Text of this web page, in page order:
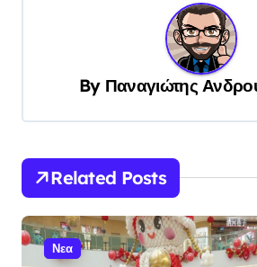
θ
ρ
ω
ν
By Παναγιώτης
Related Posts
Νεα